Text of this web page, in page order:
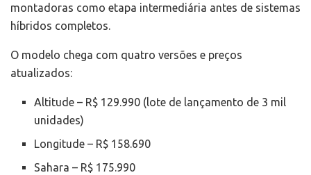
montadoras como etapa intermediária antes de sistemas
híbridos completos.
O modelo chega com quatro versões e preços
atualizados:
Altitude – R$ 129.990 (lote de lançamento de 3 mil
unidades)
Longitude – R$ 158.690
Sahara – R$ 175.990